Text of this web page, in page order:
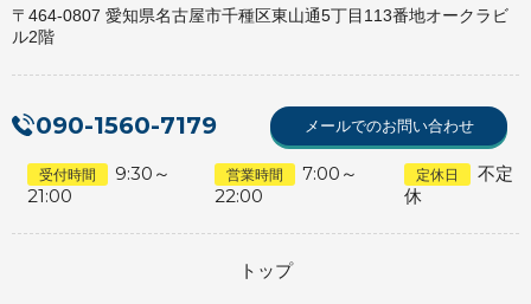
〒464-0807 愛知県名古屋市千種区東山通5丁目113番地オークラビ
ル2階
090-1560-7179 メールでのお問い合わせ
受付時間
9:30～
21:00
営業時間
7:00～
22:00
定休日
不定
休
トップ